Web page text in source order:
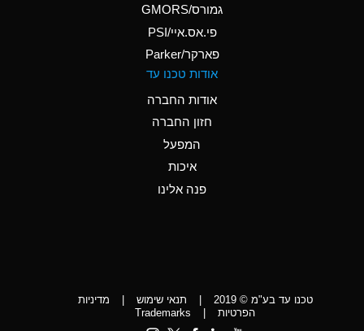
Ammonium Phosphate
A
Ammonium Sulfate
*
Amyl Acetate (Banana
Aniline
D
גמורס/GMORS
פי.אס.איי/PSI
פארקר/Parker
אודות טכנו עד
אודות החברה
חזון החברה
המפעל
איכות
פנה אלינו
טכנו עד בע"מ © 2019 | תנאי שימוש |
מדיניות
הפרטיות
|
Trademarks